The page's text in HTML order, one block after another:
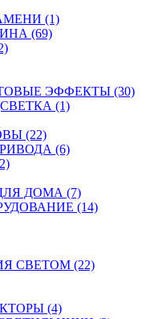
(1)
(69)
ЭФФЕКТЫ (30)
(1)
(22)
(6)
ДОМА (7)
(14)
СВЕТОМ (22)
(4)